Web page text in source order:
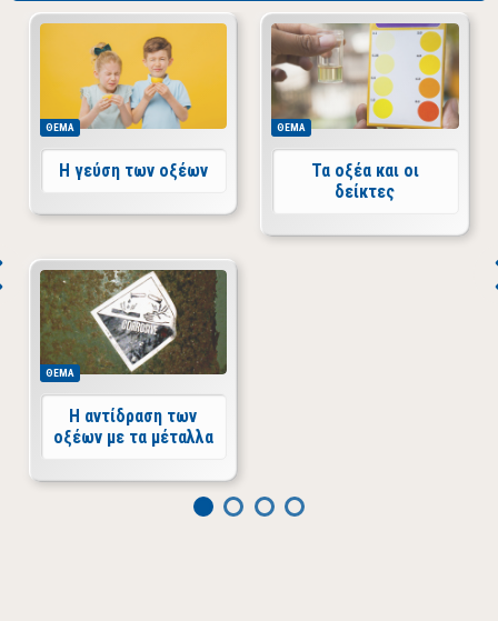
ΘΕΜΑ
Η γεύση των οξέων
ΘΕΜΑ
Τα οξέα και οι
δείκτες
ΘΕΜΑ
Η αντίδραση των
οξέων με τα μέταλλα